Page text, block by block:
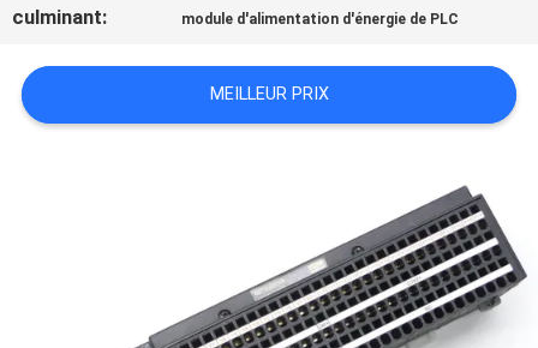
CONTACT
culminant:
module d'alimentation d'énergie de PLC
MEILLEUR PRIX